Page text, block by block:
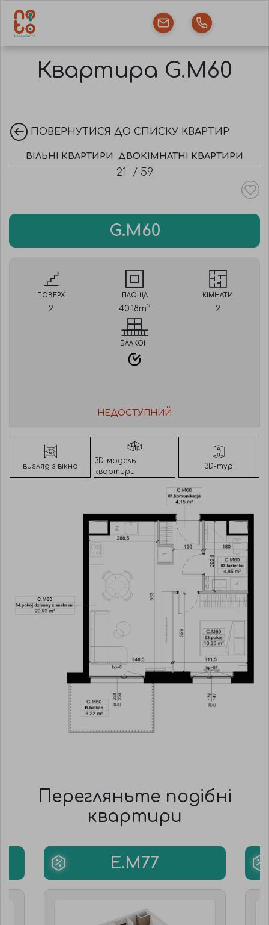
Квартира G.M60
ПОВЕРНУТИСЯ ДО СПИСКУ КВАРТИР
ВІЛЬНІ КВАРТИРИ ДВОКІМНАТНІ КВАРТИРИ
21 / 59
G.M60
ПОВЕРХ
2
ПЛОЩА
40.18m2
КІМНАТИ
2
БАЛКОН
НЕДОСТУПНИЙ
вигляд з вікна
3D-модель
квартири
3D-тур
Перегляньте подібні
квартири
E.M77